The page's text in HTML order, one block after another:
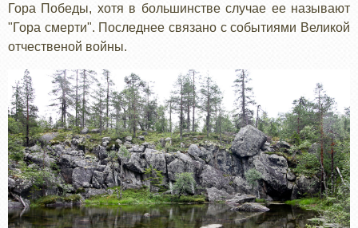
Гора Победы, хотя в большинстве случае ее называют
"Гора смерти". Последнее связано с событиями Великой
отчественой войны.